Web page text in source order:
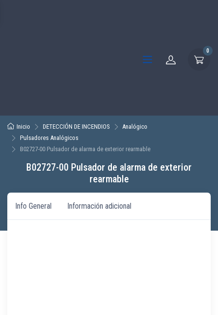
0
Inicio DETECCIÓN DE INCENDIOS
Analógico
Pulsadores Analógicos
B02727-00 Pulsador de alarma de exterior rearmable
B02727-00 Pulsador de alarma de exterior
rearmable
Info General Información adicional